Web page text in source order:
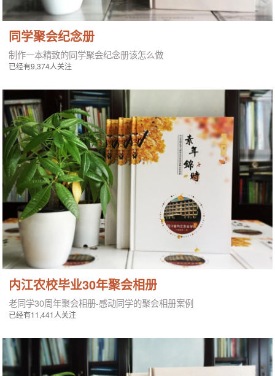
同学聚会纪念册
制作一本精致的同学聚会纪念册该怎么做
已经有9,374人关注
内江农校毕业30年聚会相册
老同学30周年聚会相册-感动同学的聚会相册案例
已经有11,441人关注